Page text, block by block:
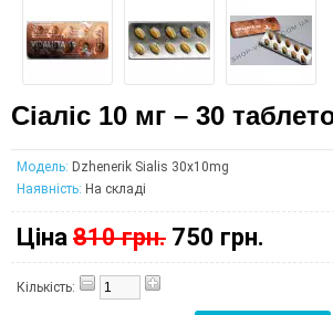
Сіаліс 10 мг – 30
Модель: Dzhenerik Sialis 30х10mg
Наявність: На складі
Ціна 810 грн. 750 грн.
Кількість: